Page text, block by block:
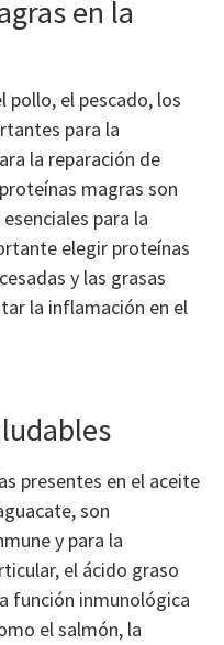
en la
pollo, el pescado, los
para la
la reparación de
magras son
para la
elegir proteínas
y las grasas
la inflamación en el
presentes en el aceite
son
y para la
el ácido graso
función inmunológica
el salmón, la